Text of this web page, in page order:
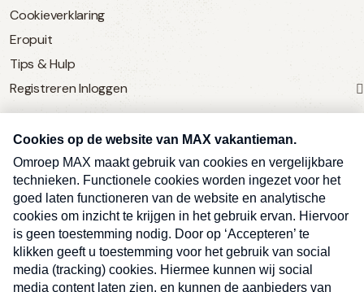
Cookieverklaring
Eropuit
Tips & Hulp
Registreren Inloggen
SERVICE
Over Omroep MAX
MAX Vandaag
MAX Meldpunt
Pers
Contact